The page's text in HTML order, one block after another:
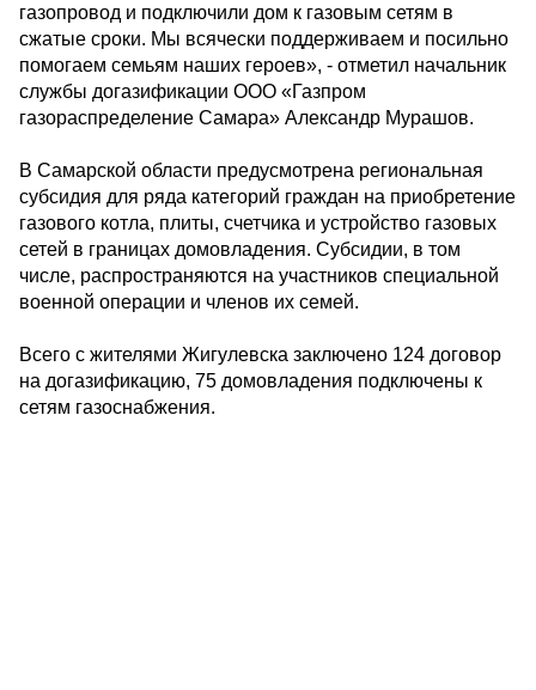
газопровод и подключили дом к газовым сетям в
сжатые сроки. Мы всячески поддерживаем и посильно
помогаем семьям наших героев», - отметил начальник
службы догазификации ООО «Газпром
газораспределение Самара» Александр Мурашов.
В Самарской области предусмотрена региональная
субсидия для ряда категорий граждан на приобретение
газового котла, плиты, счетчика и устройство газовых
сетей в границах домовладения. Субсидии, в том
числе, распространяются на участников специальной
военной операции и членов их семей.
Всего с жителями Жигулевска заключено 124 договор
на догазификацию, 75 домовладения подключены к
сетям газоснабжения.